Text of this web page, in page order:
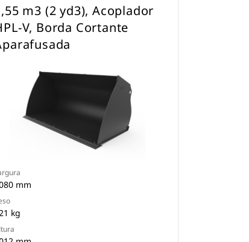
m3 (2 yd3), Acoplador
V, Borda Cortante
mm
kg